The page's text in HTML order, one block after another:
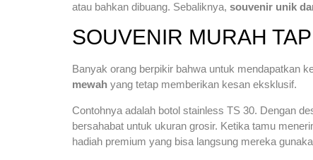
atau bahkan dibuang. Sebaliknya, souvenir unik
SOUVENIR MURAH
Banyak orang berpikir bahwa untuk mendapatkan
mewah yang tetap memberikan kesan eksklusif.
Contohnya adalah botol stainless TS 30. Dengan
bersahabat untuk ukuran grosir. Ketika tamu
hadiah premium yang bisa langsung mereka